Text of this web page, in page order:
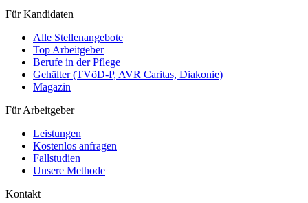
Für Kandidaten
Alle Stellenangebote
Top Arbeitgeber
Berufe in der Pflege
Gehälter (TVöD-P, AVR Caritas, Diakonie)
Magazin
Für Arbeitgeber
Leistungen
Kostenlos anfragen
Fallstudien
Unsere Methode
Kontakt